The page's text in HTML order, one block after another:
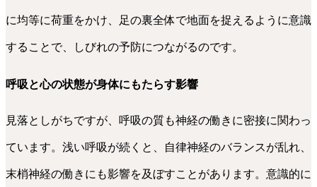
に均等に荷重をかけ、足の裏全体で地面を捉えるように意識
することで、しびれの予防につながるのです。
呼吸と心の状態が身体にもたらす影響
見落としがちですが、呼吸の質も神経の働きに密接に関わっ
ています。浅い呼吸が続くと、自律神経のバランスが乱れ、
末梢神経の働きにも影響を及ぼすことがあります。意識的に